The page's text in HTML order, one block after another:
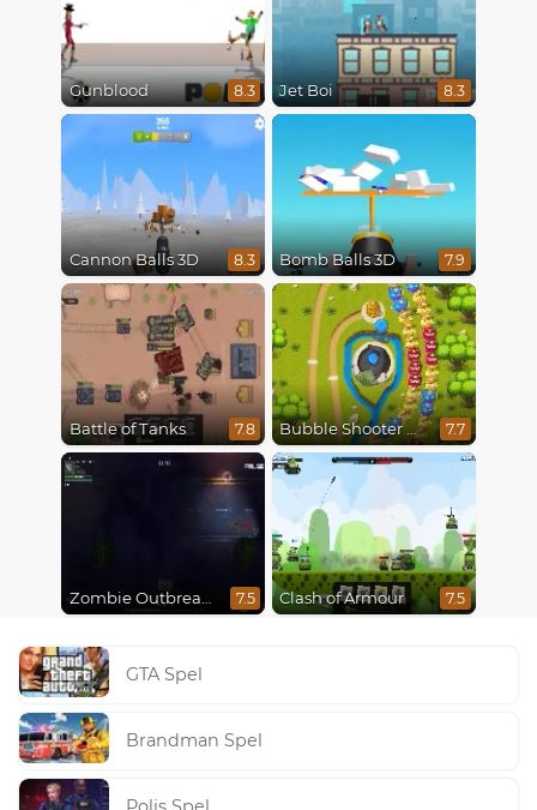
Gunblood 8.3 Jet Boi 8.3
Cannon Balls 3D 8.3 Bomb Balls 3D 7.9
Battle of Tanks 7.8 Bubble Shooter Online 7.7
Zombie Outbreak Arena 7.5 Clash of Armour 7.5
GTA Spel
Brandman Spel